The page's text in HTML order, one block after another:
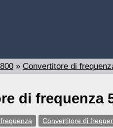
» Convertitore di
di frequenza
Convertitore di